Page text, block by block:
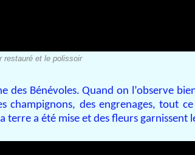
restauré et le polissoir
Bénévoles. Quand on l’observe
des engrenages, tout
terre a été mise et des fleurs garnissent